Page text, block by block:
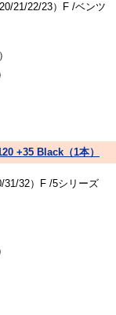
21/22/23）F /ベンツ
+35 Black（1本）
31/32）F /5シリーズ